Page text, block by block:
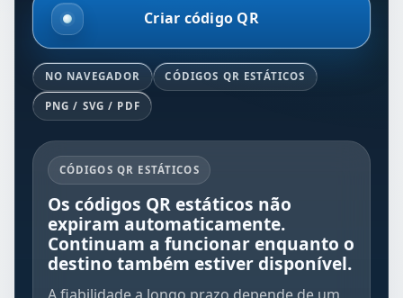
Criar código QR
NO NAVEGADOR CÓDIGOS QR ESTÁTICOS
PNG / SVG / PDF
CÓDIGOS QR ESTÁTICOS
Os códigos QR estáticos não
expiram automaticamente.
Continuam a funcionar enquanto o
destino também estiver disponível.